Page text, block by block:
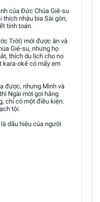
của Đức Chúa Giê-su
nhậu bia Sài gòn,
tính toán.
Trời) mới được ăn và
Giê-su, nhưng họ
thích du lịch cho no
kara-okê có mấy em
được, nhưng Mình và
Ngài mời gọi hằng
chỉ có một điều kiện:
tội.
dấu hiệu của người